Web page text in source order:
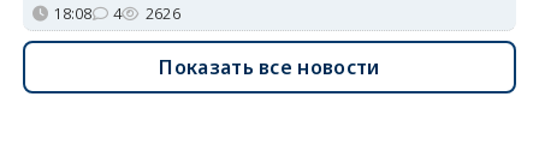
18:08 4 2626
Показать все новости